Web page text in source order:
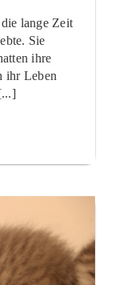
lange Zeit
Sie
ihre
ihr Leben